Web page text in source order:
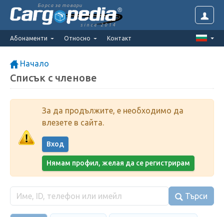
Борса за товари
since 2014
Абонаменти Относно Контакт
Начало
Списък с членове
За да продължите, е необходимо да
влезете в сайта.
Вход
Нямам профил, желая да се регистрирам
Търси